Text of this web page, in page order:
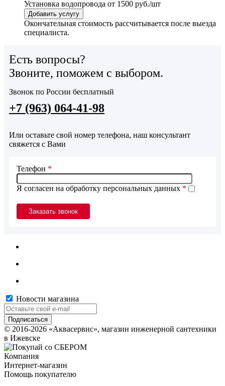
Установка водопровода от 1500 руб./шт
Добавить услугу
Окончательная стоимость рассчитывается после выезда
специалиста.
Есть вопросы?
Звоните, поможем с выбором.
Звонок по России бесплатный
+7 (963) 064-41-98
Или оставьте свой номер телефона, наш консультант
свяжется с Вами
Я согласен на обработку персональных данных *
Телефон *
Новости магазина
© 2016-2026 «Аквасервис», магазин инженерной сантехники
в Ижевске
Компания
Интернет-магазин
Помощь покупателю